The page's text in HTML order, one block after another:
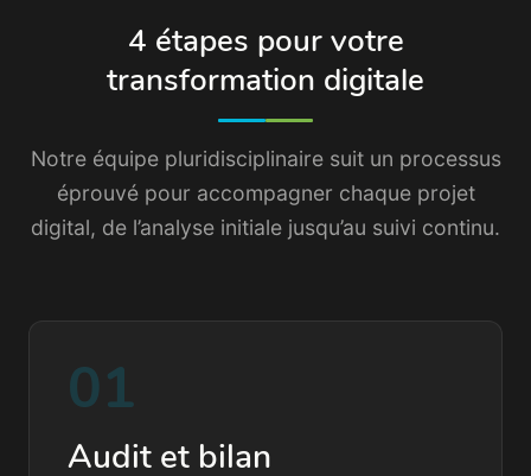
4 étapes pour votre
transformation digitale
Notre équipe pluridisciplinaire suit un processus
éprouvé pour accompagner chaque projet
digital, de l’analyse initiale jusqu’au suivi continu.
01
Audit et bilan